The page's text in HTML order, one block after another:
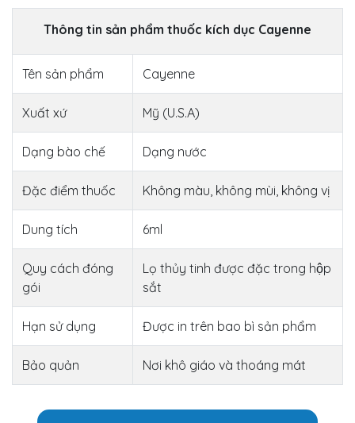
Thông tin sản phẩm thuốc kích dục Cayenne
Tên sản phẩm Cayenne
Xuất xứ Mỹ (U.S.A)
Dạng bào chế Dạng nước
Đặc điểm thuốc Không màu, không mùi, không vị
Dung tích 6ml
Quy cách đóng
gói
Lọ thủy tinh được đặc trong hộp
sắt
Hạn sử dụng Được in trên bao bì sản phẩm
Bảo quản Nơi khô giáo và thoáng mát